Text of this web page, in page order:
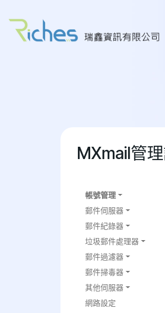
MXmail管
帳號管理
郵件伺服器
郵件紀錄器
垃圾郵件處理器
郵件過濾器
郵件掃毒器
其他伺服器
網路設定